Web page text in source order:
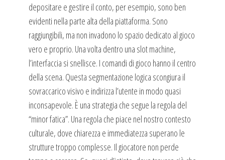
depositare e gestire il conto, per esempio, sono ben
evidenti nella parte alta della piattaforma. Sono
raggiungibili, ma non invadono lo spazio dedicato al gioco
vero e proprio. Una volta dentro una slot machine,
l’interfaccia si snellisce. I comandi di gioco hanno il centro
della scena. Questa segmentazione logica scongiura il
sovraccarico visivo e indirizza l’utente in modo quasi
inconsapevole. È una strategia che segue la regola del
“minor fatica”. Una regola che piace nel nostro contesto
culturale, dove chiarezza e immediatezza superano le
strutture troppo complesse. Il giocatore non perde